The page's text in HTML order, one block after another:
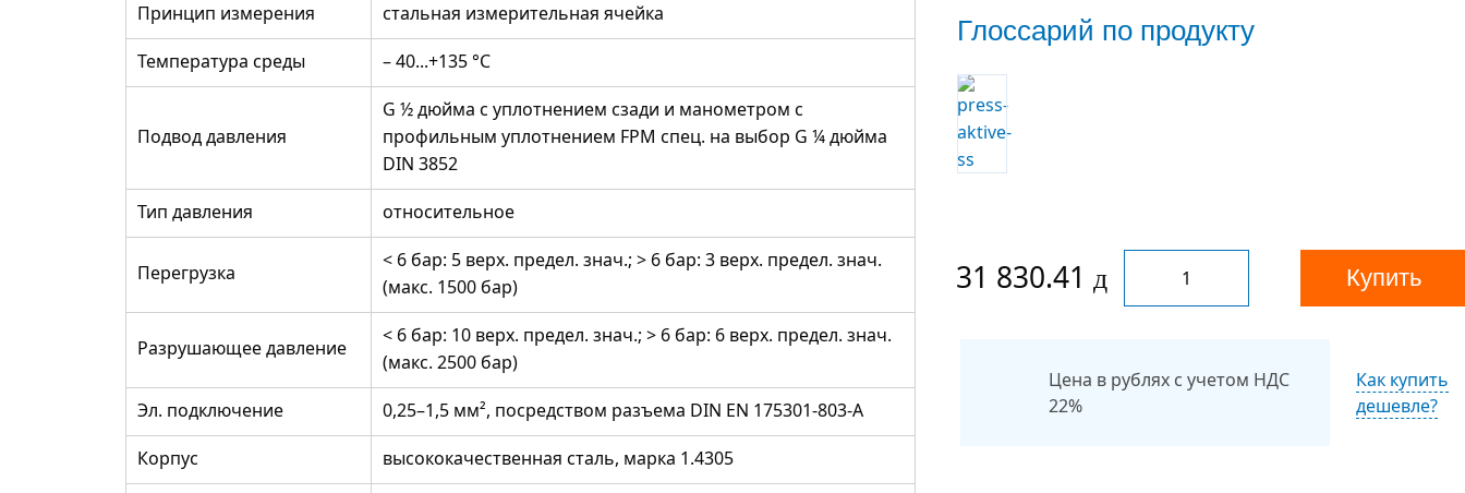
Глоссарий по продукту
31 830.41 Купить
Цена в рублях с учетом НДС
22%
Как купить
дешевле?
Принцип измерения
стальная измерительная ячейка
Температура среды
– 40...+135 °C
Подвод давления
G ½ дюйма с уплотнением сзади и манометром с
профильным уплотнением FPM спец. на выбор G ¼ дюйма
DIN 3852
Тип давления
относительное
Перегрузка
< 6 бар: 5 верх. предел. знач.; > 6 бар: 3 верх. предел. знач.
(макс. 1500 бар)
Разрушающее давление
< 6 бар: 10 верх. предел. знач.; > 6 бар: 6 верх. предел. знач.
(макс. 2500 бар)
Эл. подключение
0,25–1,5 мм², посредством разъема DIN EN 175301-803-A
Корпус
высококачественная сталь, марка 1.4305